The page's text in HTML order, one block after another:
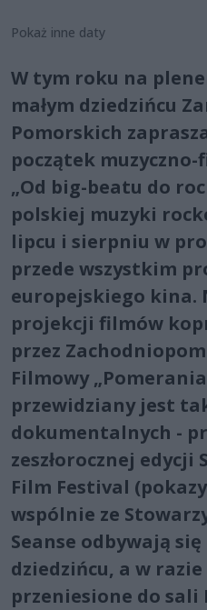
Pokaż inne daty
W tym roku na
małym dziedzińcu
Pomorskich
początek
„Od big-beatu do
polskiej muzyki
lipcu i sierpniu w
przede wszystkim
europejskiego kina.
projekcji filmów
przez
Filmowy
przewidziany jest
dokumentalnych -
zeszłorocznej edycji
Film Festival
wspólnie ze
Seanse odbywają się
dziedzińcu, a w
przeniesione do sali